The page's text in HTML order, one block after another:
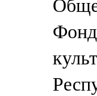
Фонд